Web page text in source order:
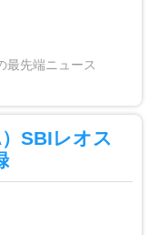
最先端ニュース
）SBIレオス